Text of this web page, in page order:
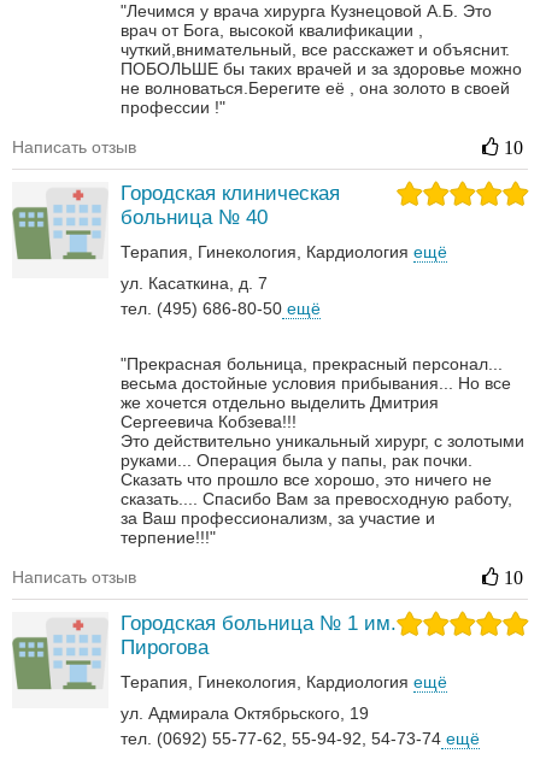
"Лечимся у врача хирурга Кузнецовой А.Б. Это
врач от Бога, высокой квалификации ,
чуткий,внимательный, все расскажет и объяснит.
ПОБОЛЬШЕ бы таких врачей и за здоровье можно
не волноваться.Берегите её , она золото в своей
профессии !"
Написать отзыв 10
Городская клиническая
больница № 40
Терапия Гинекология Кардиология ещё
ул. Касаткина, д. 7
тел. (495) 686-80-50 ещё
"Прекрасная больница, прекрасный персонал...
весьма достойные условия прибывания... Но все
же хочется отдельно выделить Дмитрия
Сергеевича Кобзева!!!
Это действительно уникальный хирург, с золотыми
руками... Операция была у папы, рак почки.
Сказать что прошло все хорошо, это ничего не
сказать.... Спасибо Вам за превосходную работу,
за Ваш профессионализм, за участие и
терпение!!!"
Написать отзыв 10
Городская больница № 1 им.
Пирогова
Терапия Гинекология Кардиология ещё
ул. Адмирала Октябрьского, 19
тел. (0692) 55-77-62, 55-94-92, 54-73-74 ещё